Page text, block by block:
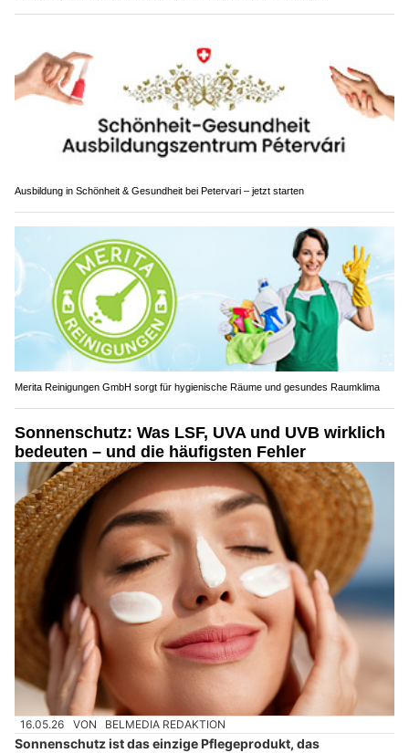
Ausbildung in Schönheit & Gesundheit bei Petervari – jetzt starten
Merita Reinigungen GmbH sorgt für hygienische Räume und gesundes Raumklima
Sonnenschutz: Was LSF, UVA und UVB wirklich
bedeuten – und die häufigsten Fehler
16.05.26 VON BELMEDIA REDAKTION
Sonnenschutz ist das einzige Pflegeprodukt, das